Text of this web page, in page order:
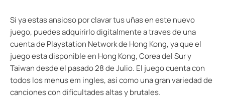
Si ya estas ansioso por clavar tus uñas en este nuevo
juego, puedes adquirirlo digitalmente a traves de una
cuenta de Playstation Network de Hong Kong, ya que el
juego esta disponible en Hong Kong, Corea del Sur y
Taiwan desde el pasado 28 de Julio. El juego cuenta con
todos los menus em ingles, así como una gran variedad de
canciones con dificultades altas y brutales.